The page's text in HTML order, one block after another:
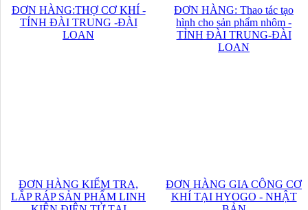
ĐƠN HÀNG:THỢ CƠ KHÍ -
TỈNH ĐÀI TRUNG -ĐÀI
LOAN
ĐƠN HÀNG: Thao tác tạo
hình cho sản phẩm nhôm -
TỈNH ĐÀI TRUNG-ĐÀI
LOAN
ĐƠN HÀNG KIỂM TRA,
LẮP RÁP SẢN PHẨM LINH
ĐƠN HÀNG GIA CÔNG CƠ
KHÍ TẠI HYOGO - NHẬT